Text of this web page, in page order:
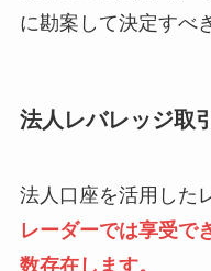
に勘案して決定すべ
法人レバレッジ取
法人口座を活用した
レーダーでは享受で
数存在します。